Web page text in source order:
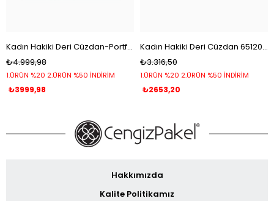
Kadın Hakiki Deri Cüzdan-Portföy 65104-Kırmızı
₺4.999,98
1.ÜRÜN %20 2.ÜRÜN %50 İNDİRİM
₺3999,98
Kadın Hakiki Deri Cüzdan 65120-Hardal
₺3.316,50
1.ÜRÜN %20 2.ÜRÜN %50 İNDİRİM
₺2653,20
Hakkımızda
Kalite Politikamız